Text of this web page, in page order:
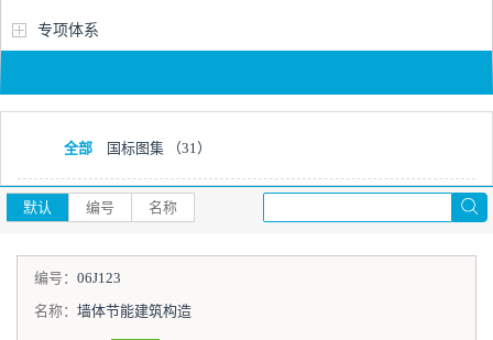
专项体系
全部 国标图集 （31）
默认 编号 名称
编号： 06J123
名称： 墙体节能建筑构造